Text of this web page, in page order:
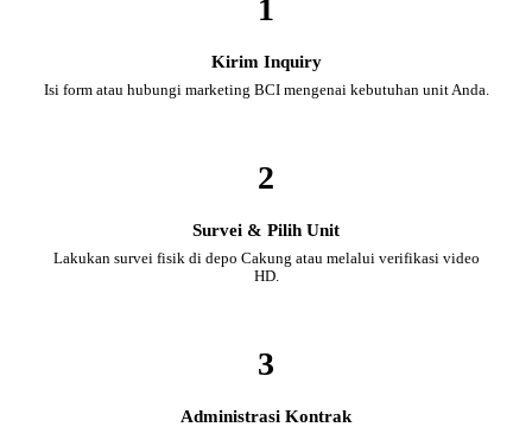
1
Kirim Inquiry
Isi form atau hubungi marketing BCI mengenai kebutuhan unit Anda.
2
Survei & Pilih Unit
Lakukan survei fisik di depo Cakung atau melalui verifikasi video
HD.
3
Administrasi Kontrak